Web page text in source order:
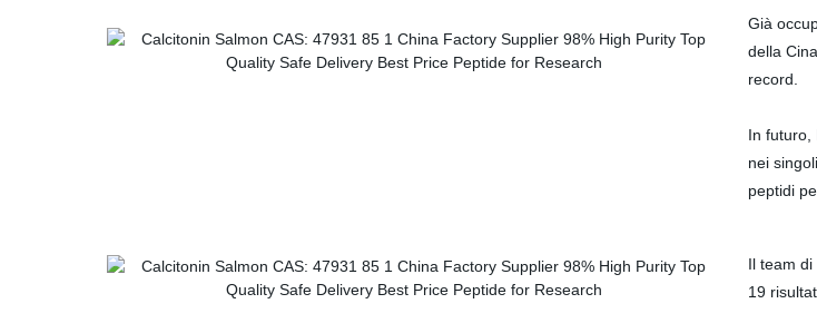
Già
della
record.
In futuro,
nei
peptidi
Il team
19